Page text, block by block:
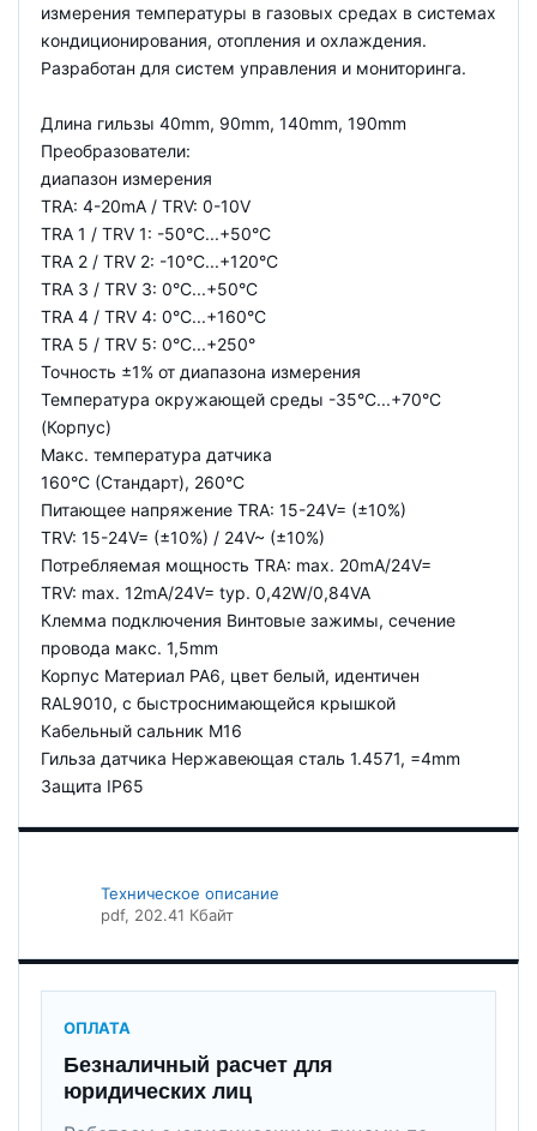
измерения температуры в газовых средах в системах
кондиционирования, отопления и охлаждения.
Разработан для систем управления и мониторинга.
Длина гильзы 40mm, 90mm, 140mm, 190mm
Преобразователи:
диапазон измерения
TRA: 4-20mA / TRV: 0-10V
TRA 1 / TRV 1: -50°C...+50°C
TRA 2 / TRV 2: -10°C...+120°C
TRA 3 / TRV 3: 0°C...+50°C
TRA 4 / TRV 4: 0°C...+160°C
TRA 5 / TRV 5: 0°C...+250°
Точность ±1% от диапазона измерения
Температура окружающей среды -35°C...+70°C
(Корпус)
Макс. температура датчика
160°C (Стандарт), 260°C
Питающее напряжение TRA: 15-24V= (±10%)
TRV: 15-24V= (±10%) / 24V~ (±10%)
Потребляемая мощность TRA: max. 20mA/24V=
TRV: max. 12mA/24V= typ. 0,42W/0,84VA
Клемма подключения Винтовые зажимы, сечение
провода макс. 1,5mm
Корпус Материал PA6, цвет белый, идентичен
RAL9010, с быстроснимающейся крышкой
Кабельный сальник M16
Гильза датчика Нержавеющая сталь 1.4571, =4mm
Защита IP65
Техническое описание
pdf, 202.41 Кбайт
ОПЛАТА
Безналичный расчет для
юридических лиц